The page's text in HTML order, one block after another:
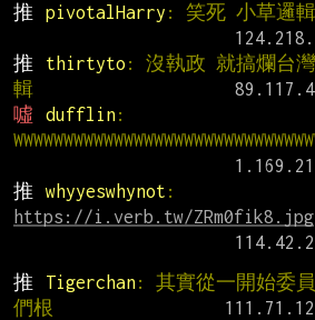
推
pivotalHarry : 笑死 小草邏輯
推
thirtyto : 沒執政 就搞爛台
輯
噓
dufflin:
推
whyyeswhynot
https://i.verb.tw/ZRm0fik8.jpg
推
Tigerchan: 其實從一開始委
們根